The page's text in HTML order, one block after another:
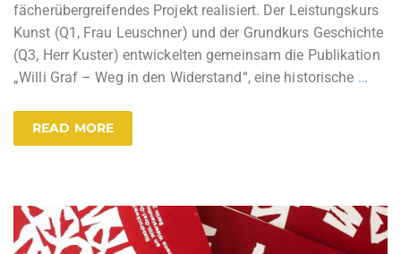
fächerübergreifendes Projekt realisiert. Der Leistungskurs
Kunst (Q1, Frau Leuschner) und der Grundkurs Geschichte
(Q3, Herr Kuster) entwickelten gemeinsam die Publikation
„Willi Graf – Weg in den Widerstand“, eine historische …
READ MORE